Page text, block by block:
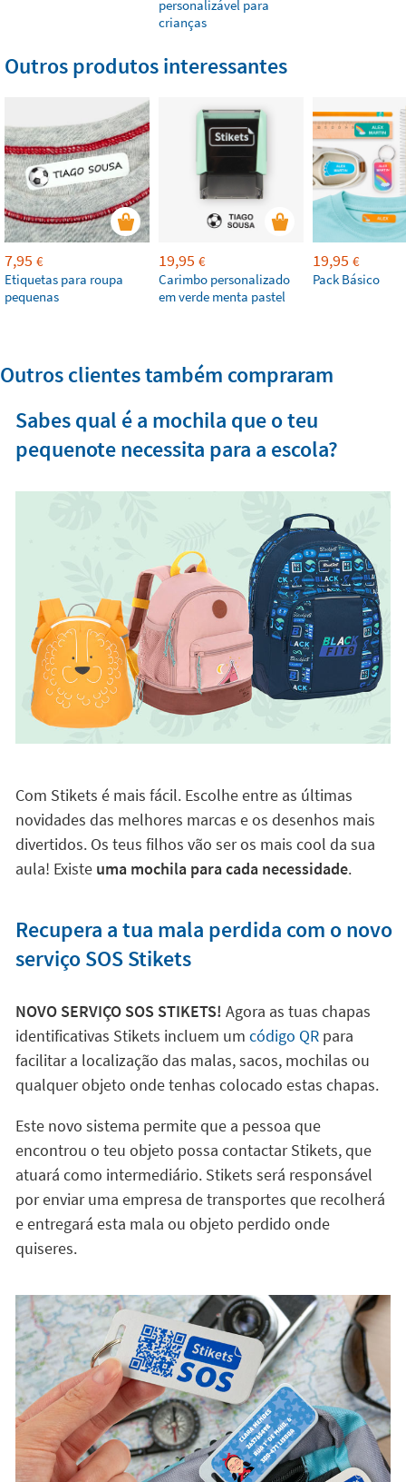
personalizável para
crianças
Outros produtos interessantes
7,95 €
Etiquetas para roupa
pequenas
19,95 €
Carimbo personalizado
em verde menta pastel
19,95 €
Pack Básico
Outros clientes também compraram
Sabes qual é a mochila que o teu
pequenote necessita para a escola?
Com Stikets é mais fácil. Escolhe entre as últimas
novidades das melhores marcas e os desenhos mais
divertidos. Os teus filhos vão ser os mais cool da sua
aula! Existe uma mochila para cada necessidade.
Recupera a tua mala perdida com o novo
serviço SOS Stikets
NOVO SERVIÇO SOS STIKETS! Agora as tuas chapas
identificativas Stikets incluem um código QRpara
facilitar a localização das malas, sacos, mochilas ou
qualquer objeto onde tenhas colocado estas chapas.
Este novo sistema permite que a pessoa que
encontrou o teu objeto possa contactar Stikets, que
atuará como intermediário. Stikets será responsável
por enviar uma empresa de transportes que recolherá
e entregará esta mala ou objeto perdido onde
quiseres.